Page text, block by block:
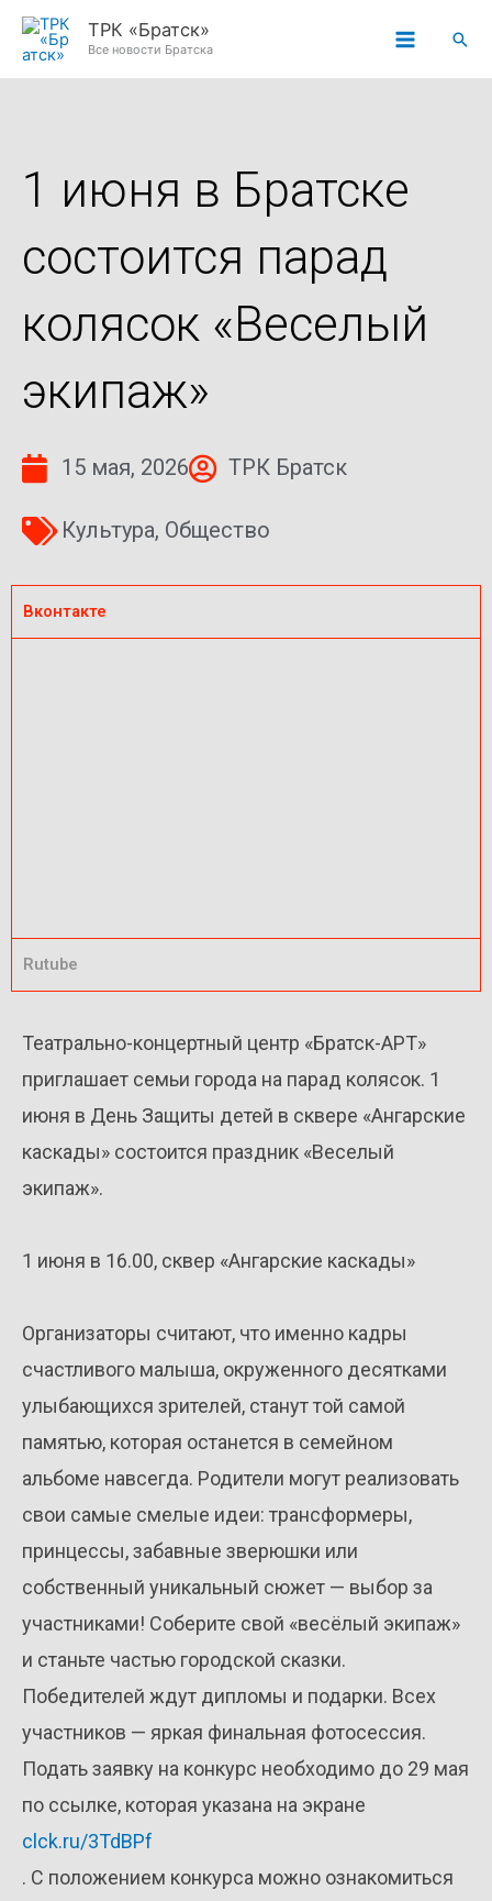
Перейти
ТРК «Братск»
Все новости Братска
1 июня в Братске
состоится парад
колясок «Веселый
экипаж»
15 мая, 2026 ТРК Братск
Культура, Общество
Вконтакте
Rutube
Театрально-концертный центр «Братск-АРТ»
приглашает семьи города на парад колясок. 1
июня в День Защиты детей в сквере «Ангарские
каскады» состоится праздник «Веселый
экипаж».
1 июня в 16.00, сквер «Ангарские каскады»
Организаторы считают, что именно кадры
счастливого малыша, окруженного десятками
улыбающихся зрителей, станут той самой
памятью, которая останется в семейном
альбоме навсегда. Родители могут реализовать
свои самые смелые идеи: трансформеры,
принцессы, забавные зверюшки или
собственный уникальный сюжет — выбор за
участниками! Соберите свой «весёлый экипаж»
и станьте частью городской сказки.
Победителей ждут дипломы и подарки. Всех
участников — яркая финальная фотосессия.
Подать заявку на конкурс необходимо до 29 мая
по ссылке, которая указана на экране
clck.ru/3TdBPf
. С положением конкурса можно ознакомиться